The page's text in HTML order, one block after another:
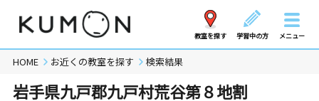
教室を探す 学習中の方 メニュー
HOME お近くの教室を探す 検索結果
岩手県九戸郡九戸村荒谷第８地割